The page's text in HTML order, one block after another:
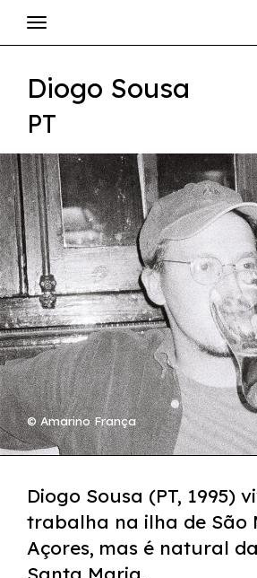
Diogo Sousa
PT
© Amarino França
Diogo Sousa (PT, 1995)
trabalha na ilha de São
Açores, mas é natural